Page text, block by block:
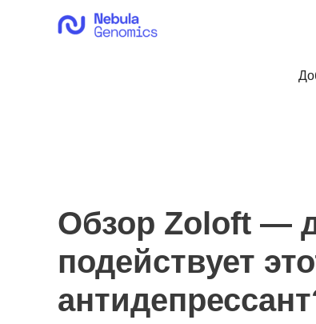
Обзор Zoloft —
подействует